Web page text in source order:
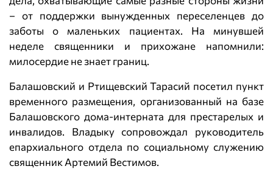
– от поддержки вынужденных переселенцев до
заботы о маленьких пациентах. На минувшей
неделе священники и прихожане напомнили:
милосердие не знает границ.
Балашовский и Ртищевский Тарасий посетил пункт
временного размещения, организованный на базе
Балашовского дома-интерната для престарелых и
инвалидов. Владыку сопровождал руководитель
епархиального отдела по социальному служению
священник Артемий Вестимов.